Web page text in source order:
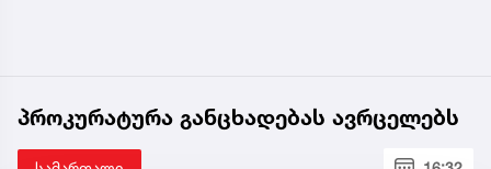
პროკურატურა განცხადებას ავრცელებს